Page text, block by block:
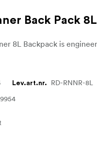
Back Pack 8L
Lev.art.nr. RD-RNNR-8L